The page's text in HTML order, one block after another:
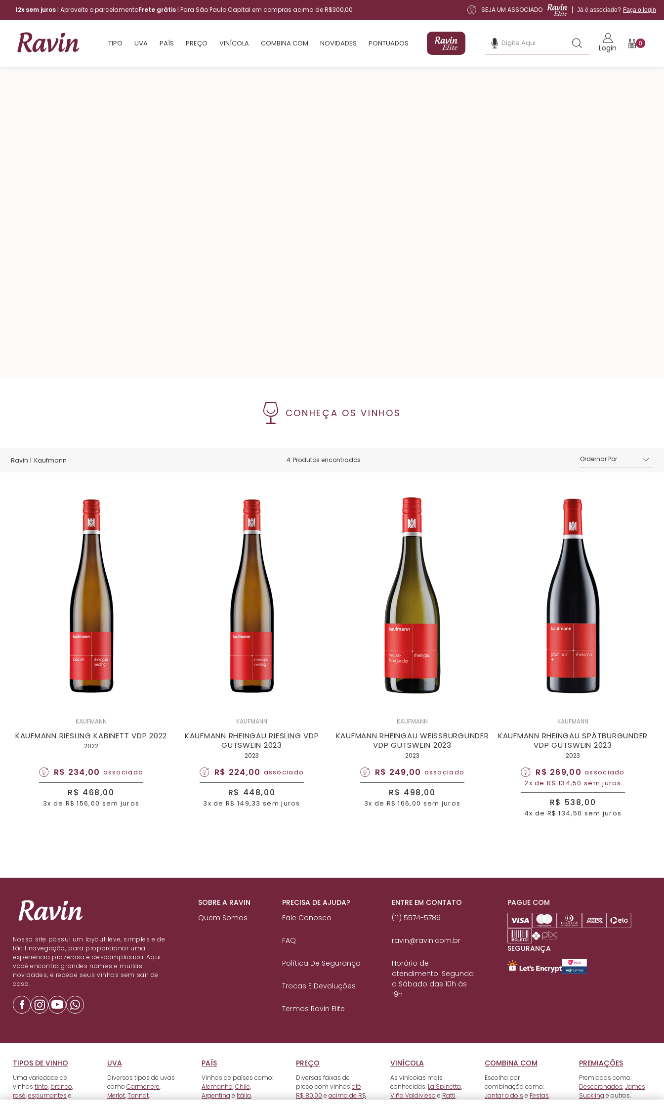
12x sem juros | Aproveite o parcelamentoFrete grátis | Para São Paulo Capital em compras acima de R$300,00 SEJA UM ASSOCIADO Já é associado? Faça o login
TIPO UVA PAÍS PREÇO VINÍCOLA COMBINA COM NOVIDADES PONTUADOS Login 0
CONHEÇA OS VINHOS
Kaufmann 4 Produtos encontrados
KAUFMANN
KAUFMANN RIESLING KABINETT VDP 2022
2022
R$ 234,00 associado
R$ 468,00
3x de R$ 156,00 sem juros
KAUFMANN
KAUFMANN RHEINGAU RIESLING VDP
GUTSWEIN 2023
2023
R$ 224,00 associado
R$ 448,00
3x de R$ 149,33 sem juros
KAUFMANN
KAUFMANN RHEINGAU WEISSBURGUNDER
VDP GUTSWEIN 2023
2023
R$ 249,00 associado
R$ 498,00
3x de R$ 166,00 sem juros
KAUFMANN
KAUFMANN RHEINGAU SPÄTBURGUNDER
VDP GUTSWEIN 2023
2023
R$ 269,00 associado
2x de R$ 134,50 sem juros
R$ 538,00
4x de R$ 134,50 sem juros
Nosso site possui um layout leve, simples e de
fácil navegação, para proporcionar uma
experiência prazerosa e descomplicada. Aqui
você encontra grandes nomes e muitas
novidades, e recebe seus vinhos sem sair de
casa.
SOBRE A RAVIN
Quem Somos
PRECISA DE AJUDA?
Fale Conosco
FAQ
Política De Segurança
Trocas E Devoluções
Termos Ravin Elite
ENTRE EM CONTATO
(11) 5574-5789
ravin@ravin.com.br
Horário de
atendimento: Segunda
a Sábado das 10h às
19h
PAGUE COM
SEGURANÇA
TIPOS DE VINHO
Uma variedade de
vinhos tinto, branco,
rosé,espumantes e
UVA
Diversos tipos de uvas
como Carmenere,
Merlot,Tannat,
PAÍS
Vinhos de países como:
Alemanha,Chile,
Argentina e Itália.
PREÇO
Diversas faixas de
preço com vinhos até
R$ 80,00 e acima de R$
VINÍCOLA
As vinícolas mais
conhecidas: La Spinetta,
Viña Valdivieso e Ratti.
COMBINA COM
Escolha por
combinação como:
Jantar a dois e Festas.
PREMIAÇÕES
Premiados como:
Descorchados,James
Suckling e outros.